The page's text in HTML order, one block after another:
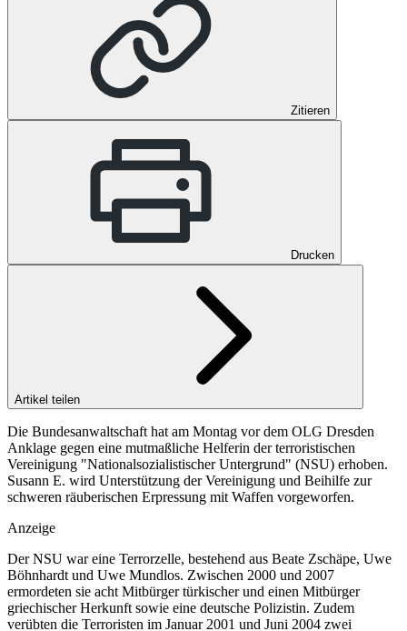
Zitieren
Drucken
Artikel teilen
Die Bundesanwaltschaft hat am Montag vor dem OLG Dresden
Anklage gegen eine mutmaßliche Helferin der terroristischen
Vereinigung "Nationalsozialistischer Untergrund" (NSU) erhoben.
Susann E. wird Unterstützung der Vereinigung und Beihilfe zur
schweren räuberischen Erpressung mit Waffen vorgeworfen.
Anzeige
Der NSU war eine Terrorzelle, bestehend aus Beate Zschäpe, Uwe
Böhnhardt und Uwe Mundlos. Zwischen 2000 und 2007
ermordeten sie acht Mitbürger türkischer und einen Mitbürger
griechischer Herkunft sowie eine deutsche Polizistin. Zudem
verübten die Terroristen im Januar 2001 und Juni 2004 zwei